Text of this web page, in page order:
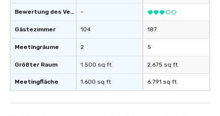
Bewertung des Veranstaltungsortes
Gästezimmer
Meetingräume
Größter Raum
Meetingfläche
-
104
2
1.500 sq ft
1.600 sq ft
187
5
2.675 sq ft
6.791 sq ft